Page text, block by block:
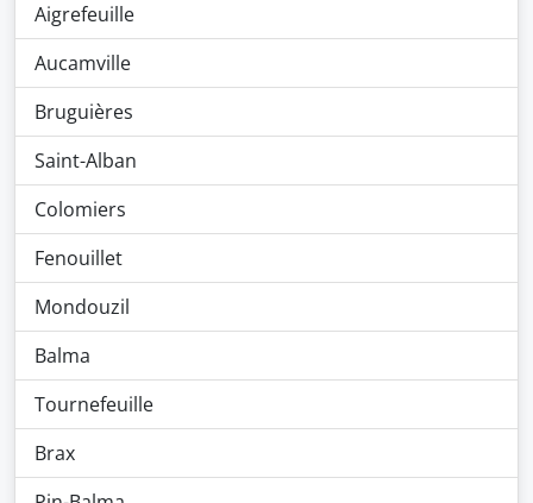
Aigrefeuille
Aucamville
Bruguières
Saint-Alban
Colomiers
Fenouillet
Mondouzil
Balma
Tournefeuille
Brax